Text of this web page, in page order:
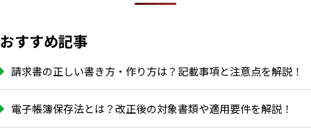
おすすめ記事
請求書の正しい書き方・作り方は？記載事項と注意点を解説！
電子帳簿保存法とは？改正後の対象書類や適用要件を解説！